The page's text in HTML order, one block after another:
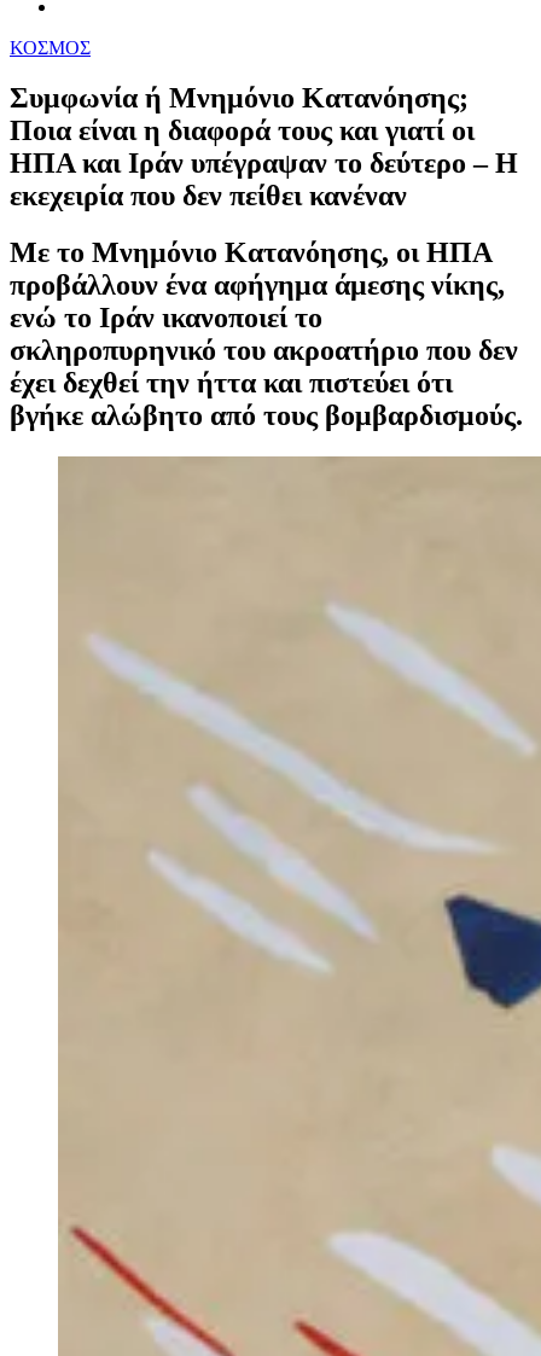
ΚΟΣΜΟΣ
Συμφωνία ή Μνημόνιο Κατανόησης;
Ποια είναι η διαφορά τους και γιατί οι
ΗΠΑ και Ιράν υπέγραψαν το δεύτερο – Η
εκεχειρία που δεν πείθει κανέναν
Με το Μνημόνιο Κατανόησης, οι ΗΠΑ
προβάλλουν ένα αφήγημα άμεσης νίκης,
ενώ το Ιράν ικανοποιεί το
σκληροπυρηνικό του ακροατήριο που δεν
έχει δεχθεί την ήττα και πιστεύει ότι
βγήκε αλώβητο από τους βομβαρδισμούς.